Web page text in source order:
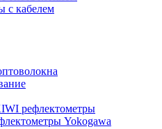
с кабелем
рефлектометры
Yokogawa